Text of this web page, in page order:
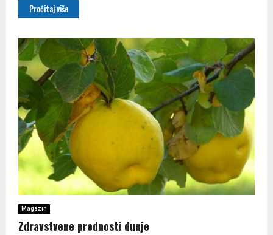
Pročitaj više
Magazin
Zdravstvene prednosti dunje